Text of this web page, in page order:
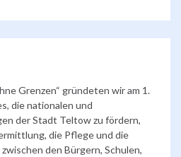
Grenzen“ gründeten wir am 1.
die nationalen und
der Stadt Teltow zu fördern,
die Pflege und die
den Bürgern, Schulen,